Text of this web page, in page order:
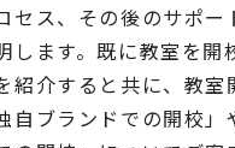
セス、その後のサポー
します。既に教室を開
紹介すると共に、教室
自ブランドでの開校」